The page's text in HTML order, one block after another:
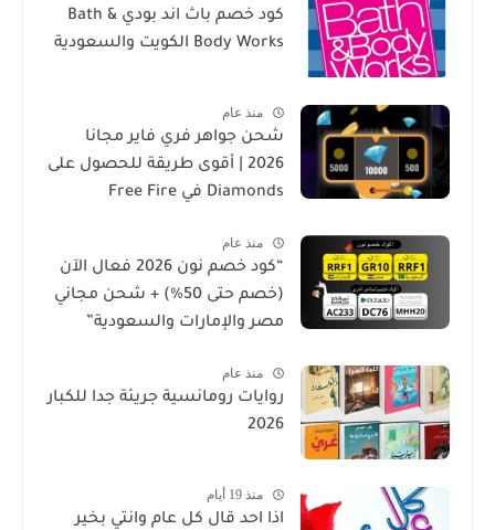
كود خصم باث اند بودي Bath &
Body Works الكويت والسعودية
منذ عام
شحن جواهر فري فاير مجانا
2026 | أقوى طريقة للحصول على
Diamonds في Free Fire
منذ عام
“كود خصم نون 2026 فعال الآن
(خصم حتى 50%) + شحن مجاني
مصر والإمارات والسعودية”
منذ عام
روايات رومانسية جريئة جدا للكبار
2026
منذ 19 أيام
اذا احد قال كل عام وانتي بخير